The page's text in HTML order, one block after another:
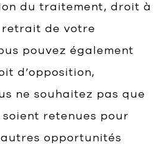
du traitement, droit à
de votre
pouvez également
d’opposition,
ne souhaitez pas que
retenues pour
opportunités